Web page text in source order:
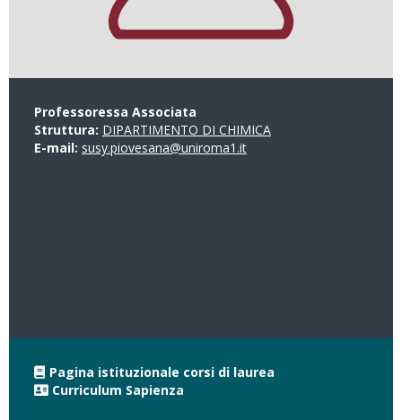
Professoressa Associata
Struttura: DIPARTIMENTO DI CHIMICA
E-mail: susy.piovesana@uniroma1.it
Pagina istituzionale corsi di laurea
Curriculum Sapienza